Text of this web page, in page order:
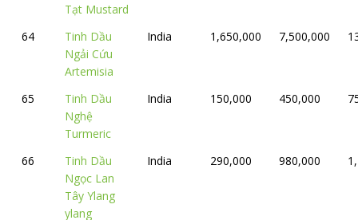
Tạt Mustard
64
Tinh Dầu
Ngải Cứu
Artemisia
India 1,650,000 7,500,000
65
Tinh Dầu
Nghệ
Turmeric
India 150,000 450,000
66
Tinh Dầu
Ngọc Lan
Tây Ylang
ylang
India 290,000 980,000